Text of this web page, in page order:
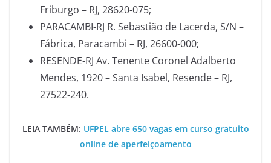
Friburgo – RJ, 28620-075;
PARACAMBI-RJ R. Sebastião de Lacerda, S/N –
Fábrica, Paracambi – RJ, 26600-000;
RESENDE-RJ Av. Tenente Coronel Adalberto
Mendes, 1920 – Santa Isabel, Resende – RJ,
27522-240.
LEIA TAMBÉM: UFPEL abre 650 vagas em curso gratuito
online de aperfeiçoamento